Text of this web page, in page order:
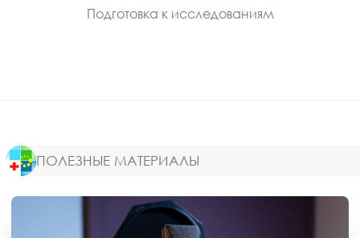
Подготовка к исследованиям
ПОЛЕЗНЫЕ МАТЕРИАЛЫ